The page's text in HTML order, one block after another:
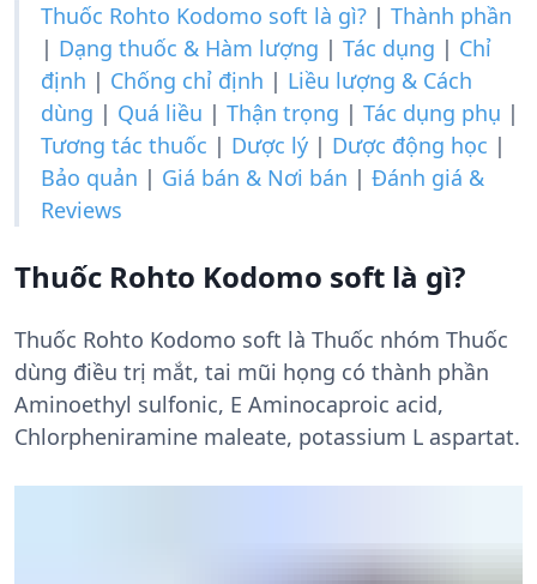
Thuốc Rohto Kodomo soft là gì? | Thành phần
| Dạng thuốc & Hàm lượng | Tác dụng | Chỉ
định | Chống chỉ định | Liều lượng & Cách
dùng | Quá liều | Thận trọng | Tác dụng phụ |
Tương tác thuốc | Dược lý | Dược động học |
Bảo quản | Giá bán & Nơi bán | Đánh giá &
Reviews
Thuốc Rohto Kodomo soft là gì?
Thuốc Rohto Kodomo soft là Thuốc nhóm Thuốc
dùng điều trị mắt, tai mũi họng có thành phần
Aminoethyl sulfonic, E Aminocaproic acid,
Chlorpheniramine maleate, potassium L aspartat.